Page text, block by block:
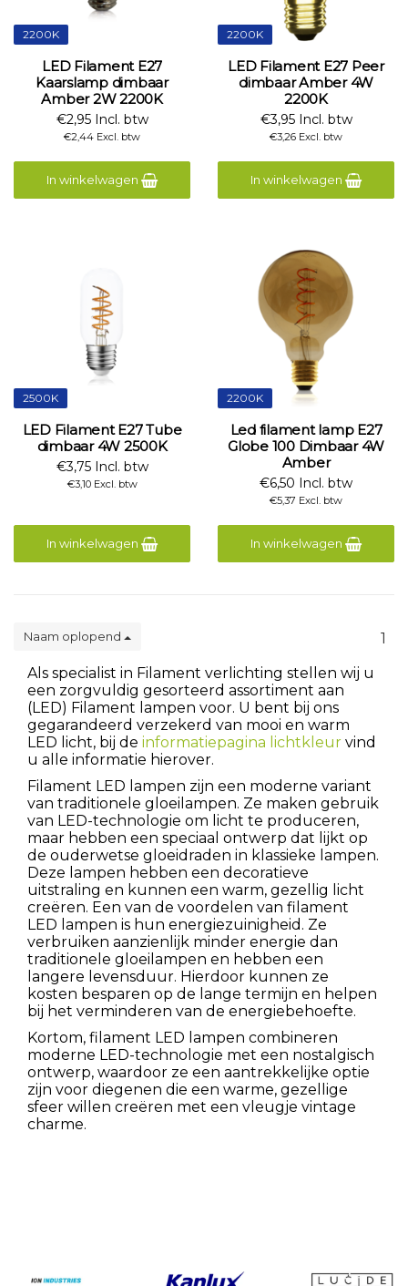
2200K
LED Filament E27
Kaarslamp dimbaar
Amber 2W 2200K
€2,95 Incl. btw
€2,44 Excl. btw
In winkelwagen
2200K
LED Filament E27 Peer
dimbaar Amber 4W
2200K
€3,95 Incl. btw
€3,26 Excl. btw
In winkelwagen
2500K
LED Filament E27 Tube
dimbaar 4W 2500K
€3,75 Incl. btw
€3,10 Excl. btw
In winkelwagen
2200K
Led filament lamp E27
Globe 100 Dimbaar 4W
Amber
€6,50 Incl. btw
€5,37 Excl. btw
In winkelwagen
Naam oplopend
1
Als specialist in Filament verlichting stellen wij u
een zorgvuldig gesorteerd assortiment aan
(LED) Filament lampen voor. U bent bij ons
gegarandeerd verzekerd van mooi en warm
LED licht, bij de informatiepagina lichtkleur vind
u alle informatie hierover.
Filament LED lampen zijn een moderne variant
van traditionele gloeilampen. Ze maken gebruik
van LED-technologie om licht te produceren,
maar hebben een speciaal ontwerp dat lijkt op
de ouderwetse gloeidraden in klassieke lampen.
Deze lampen hebben een decoratieve
uitstraling en kunnen een warm, gezellig licht
creëren. Een van de voordelen van filament
LED lampen is hun energiezuinigheid. Ze
verbruiken aanzienlijk minder energie dan
traditionele gloeilampen en hebben een
langere levensduur. Hierdoor kunnen ze
kosten besparen op de lange termijn en helpen
bij het verminderen van de energiebehoefte.
Kortom, filament LED lampen combineren
moderne LED-technologie met een nostalgisch
ontwerp, waardoor ze een aantrekkelijke optie
zijn voor diegenen die een warme, gezellige
sfeer willen creëren met een vleugje vintage
charme.